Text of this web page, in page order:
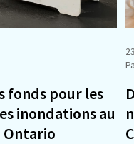
fonds pour les
inondations au
Ontario